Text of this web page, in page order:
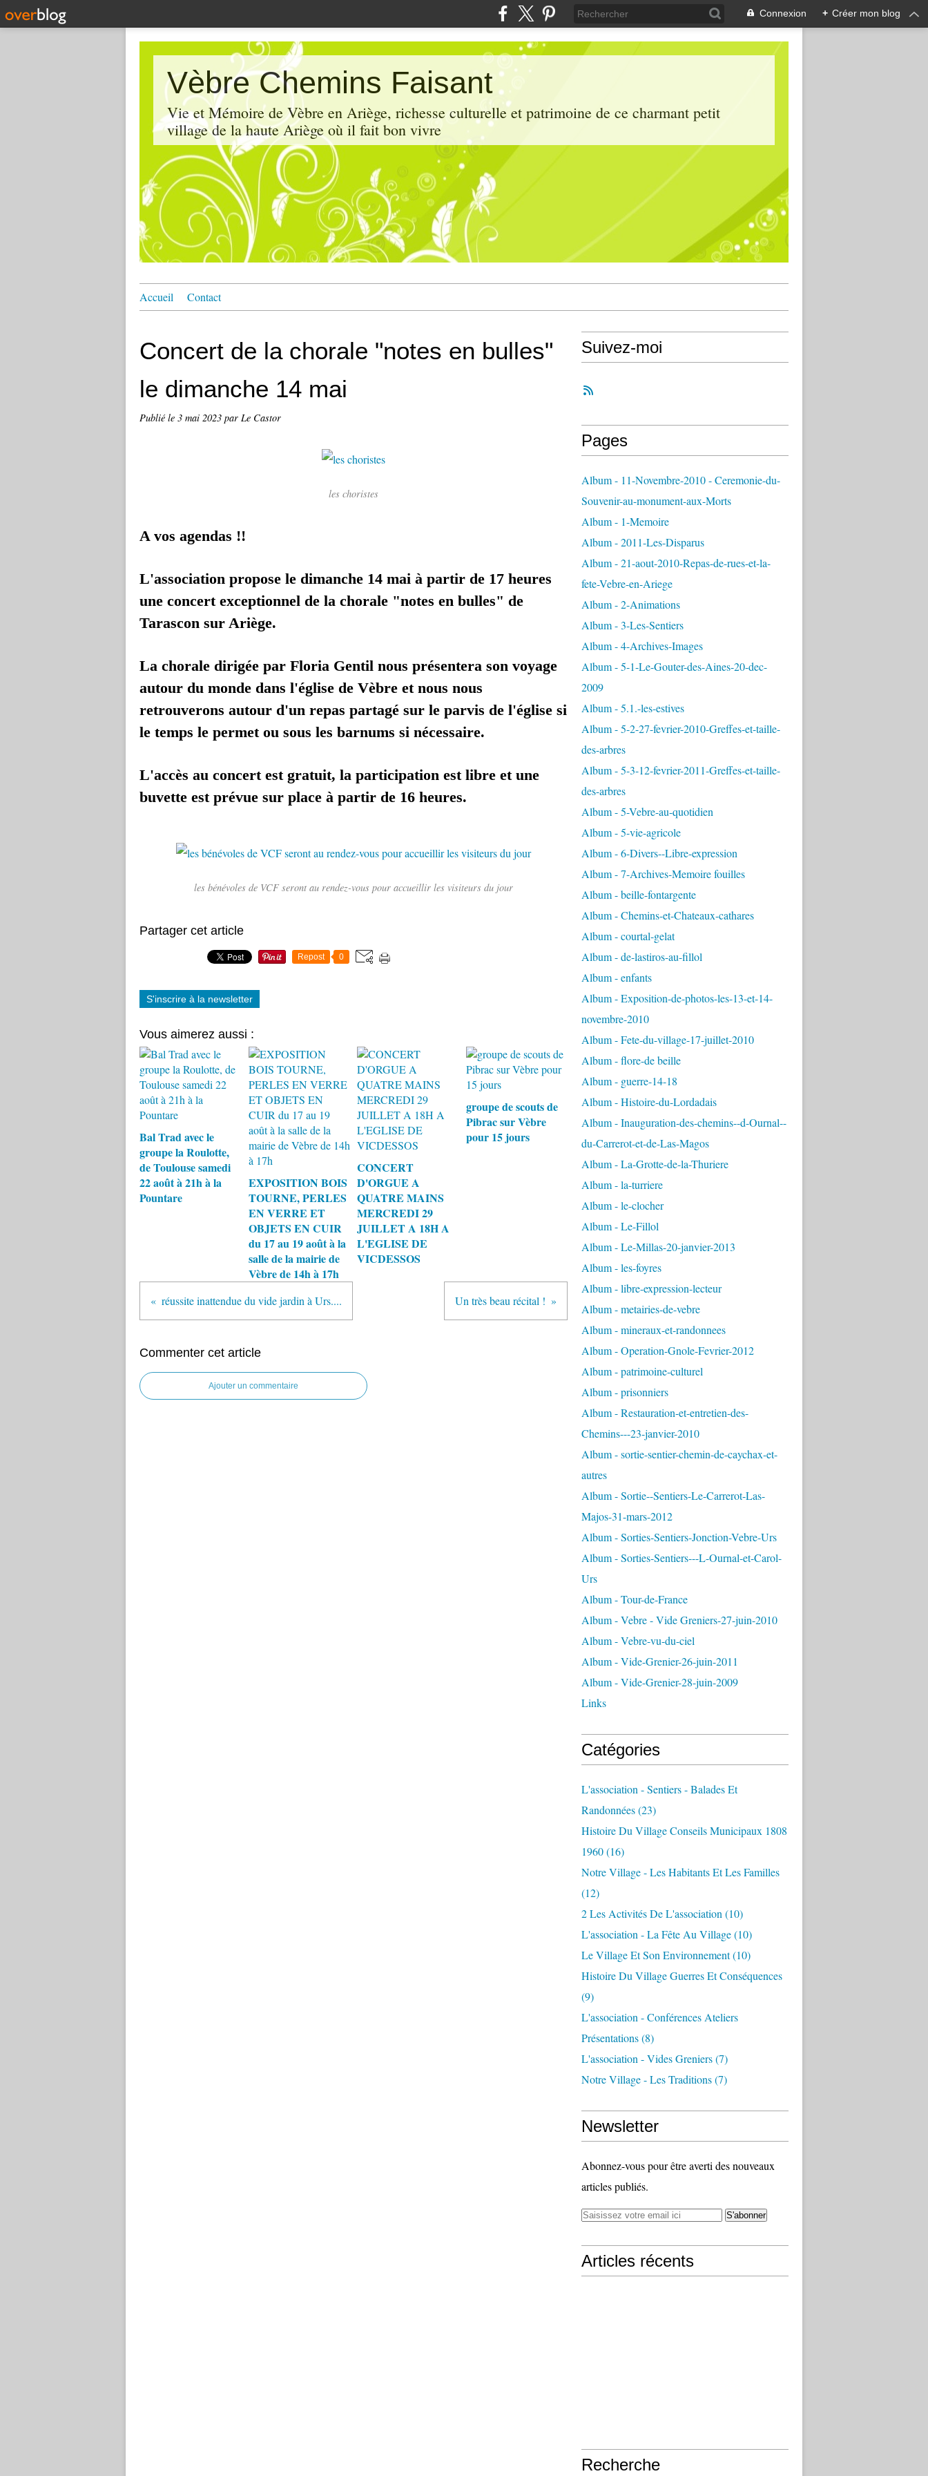
Connexion + Créer mon blog
Vèbre Chemins Faisant
Vie et Mémoire de Vèbre en Ariège, richesse culturelle et patrimoine de ce charmant petit
village de la haute Ariège où il fait bon vivre
Accueil Contact
Concert de la chorale "notes en bulles"
le dimanche 14 mai
Publié le 3 mai 2023 par Le Castor
les choristes
A vos agendas !!
L'association propose le dimanche 14 mai à partir de 17 heures
une concert exceptionnel de la chorale "notes en bulles" de
Tarascon sur Ariège.
La chorale dirigée par Floria Gentil nous présentera son voyage
autour du monde dans l'église de Vèbre et nous nous
retrouverons autour d'un repas partagé sur le parvis de l'église si
le temps le permet ou sous les barnums si nécessaire.
L'accès au concert est gratuit, la participation est libre et une
buvette est prévue sur place à partir de 16 heures.
les bénévoles de VCF seront au rendez-vous pour accueillir les visiteurs du jour
Partager cet article
Repost 0
S'inscrire à la newsletter
Vous aimerez aussi :
Bal Trad avec le
groupe la Roulotte,
de Toulouse samedi
22 août à 21h à la
Pountare
EXPOSITION BOIS
TOURNE, PERLES
EN VERRE ET
OBJETS EN CUIR
du 17 au 19 août à la
salle de la mairie de
Vèbre de 14h à 17h
CONCERT
D'ORGUE A
QUATRE MAINS
MERCREDI 29
JUILLET A 18H A
L'EGLISE DE
VICDESSOS
groupe de scouts de
Pibrac sur Vèbre
pour 15 jours
réussite inattendue du vide jardin à Urs.... Un très beau récital !
Commenter cet article
Ajouter un commentaire
Suivez-moi
Pages
Album - 11-Novembre-2010 - Ceremonie-du-
Souvenir-au-monument-aux-Morts
Album - 1-Memoire
Album - 2011-Les-Disparus
Album - 21-aout-2010-Repas-de-rues-et-la-
fete-Vebre-en-Ariege
Album - 2-Animations
Album - 3-Les-Sentiers
Album - 4-Archives-Images
Album - 5-1-Le-Gouter-des-Aines-20-dec-
2009
Album - 5.1.-les-estives
Album - 5-2-27-fevrier-2010-Greffes-et-taille-
des-arbres
Album - 5-3-12-fevrier-2011-Greffes-et-taille-
des-arbres
Album - 5-Vebre-au-quotidien
Album - 5-vie-agricole
Album - 6-Divers--Libre-expression
Album - 7-Archives-Memoire fouilles
Album - beille-fontargente
Album - Chemins-et-Chateaux-cathares
Album - courtal-gelat
Album - de-lastiros-au-fillol
Album - enfants
Album - Exposition-de-photos-les-13-et-14-
novembre-2010
Album - Fete-du-village-17-juillet-2010
Album - flore-de beille
Album - guerre-14-18
Album - Histoire-du-Lordadais
Album - Inauguration-des-chemins--d-Ournal--
du-Carrerot-et-de-Las-Magos
Album - La-Grotte-de-la-Thuriere
Album - la-turriere
Album - le-clocher
Album - Le-Fillol
Album - Le-Millas-20-janvier-2013
Album - les-foyres
Album - libre-expression-lecteur
Album - metairies-de-vebre
Album - mineraux-et-randonnees
Album - Operation-Gnole-Fevrier-2012
Album - patrimoine-culturel
Album - prisonniers
Album - Restauration-et-entretien-des-
Chemins---23-janvier-2010
Album - sortie-sentier-chemin-de-caychax-et-
autres
Album - Sortie--Sentiers-Le-Carrerot-Las-
Majos-31-mars-2012
Album - Sorties-Sentiers-Jonction-Vebre-Urs
Album - Sorties-Sentiers---L-Ournal-et-Carol-
Urs
Album - Tour-de-France
Album - Vebre - Vide Greniers-27-juin-2010
Album - Vebre-vu-du-ciel
Album - Vide-Grenier-26-juin-2011
Album - Vide-Grenier-28-juin-2009
Links
Catégories
L'association - Sentiers - Balades Et
Randonnées(23)
Histoire Du Village Conseils Municipaux 1808
1960(16)
Notre Village - Les Habitants Et Les Familles
(12)
2 Les Activités De L'association (10)
L'association - La Fête Au Village(10)
Le Village Et Son Environnement(10)
Histoire Du Village Guerres Et Conséquences
(9)
L'association - Conférences Ateliers
Présentations(8)
L'association - Vides Greniers(7)
Notre Village - Les Traditions(7)
Newsletter
Abonnez-vous pour être averti des nouveaux
articles publiés.
Articles récents
Recherche